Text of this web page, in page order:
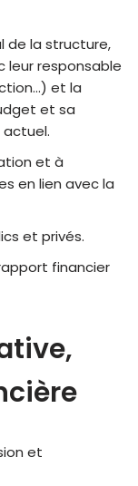
de la structure,
leur responsable
et la
et sa
et à
en lien avec la
et privés.
financier
et